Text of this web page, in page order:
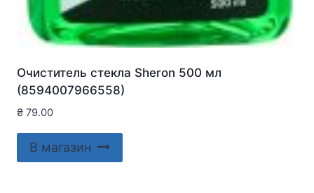
Очиститель стекла Sheron 500 мл
(8594007966558)
₴ 79.00
В магазин